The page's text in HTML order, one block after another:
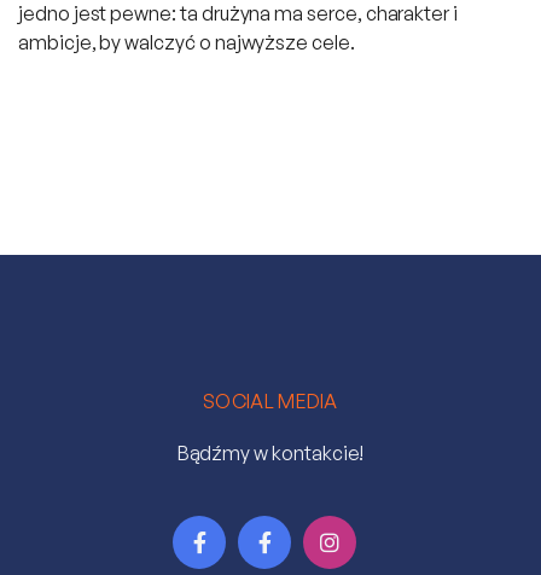
jedno jest pewne: ta drużyna ma serce, charakter i
ambicje, by walczyć o najwyższe cele.
SOCIAL MEDIA
Bądźmy w kontakcie!
  